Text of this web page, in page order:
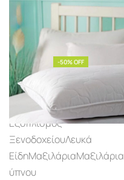
-50% OFF
Εξοπλισμός
ΞενοδοχείουΛευκά
ΕίδηΜαξιλάριαΜαξιλάρια
ύπνου